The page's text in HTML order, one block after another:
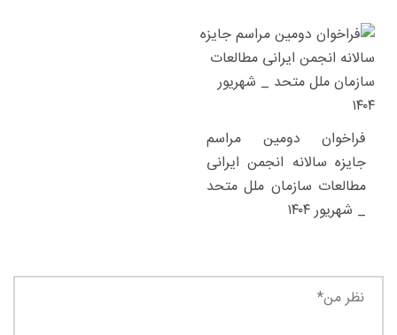
فراخوان دومین مراسم
جایزه سالانه انجمن ایرانی
مطالعات سازمان ملل متحد
_ شهریور ۱۴۰۴